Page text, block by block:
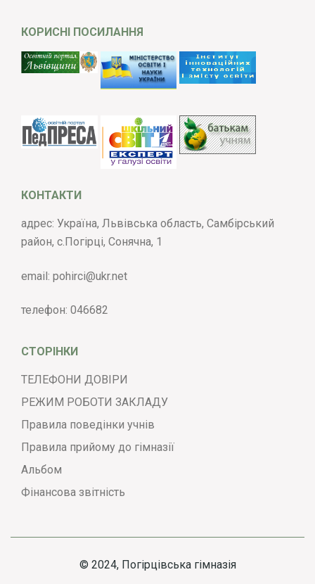
КОРИСНІ ПОСИЛАННЯ
КОНТАКТИ
адрес: Україна, Львівська область, Самбірський
район, с.Погірці, Сонячна, 1
email: pohirci@ukr.net
телефон: 046682
СТОРІНКИ
ТЕЛЕФОНИ ДОВІРИ
РЕЖИМ РОБОТИ ЗАКЛАДУ
Правила поведінки учнів
Правила прийому до гімназії
Альбом
Фінансова звітність
© 2024, Погірцівська гімназія